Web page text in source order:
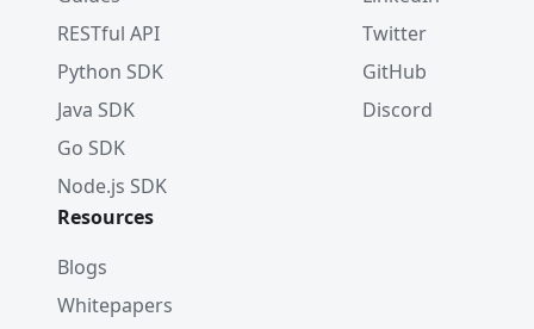
RESTful API
Python SDK
Java SDK
Go SDK
Node.js SDK
Twitter
GitHub
Discord
Resources
Blogs
Whitepapers